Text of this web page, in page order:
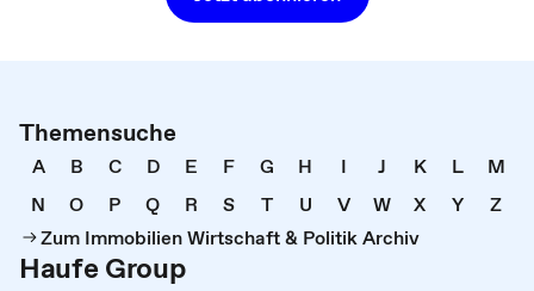
Themensuche
A B C D E F G H I J K L
M
N
O P Q R S T U V W X Y
Z
Zum Immobilien Wirtschaft & Politik Archiv
Haufe Group